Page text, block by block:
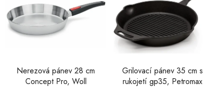
d
u
i
s
p
Nerezová pánev 28 cm
Concept Pro, Woll
Grilovací pánev 35 cm s
rukojetí gp35, Petromax